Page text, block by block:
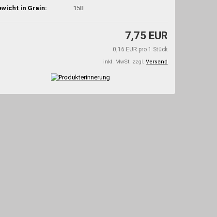
in Grain: 158
7,75 EUR
0,16 EUR pro 1 Stück
inkl. MwSt. zzgl. Versand